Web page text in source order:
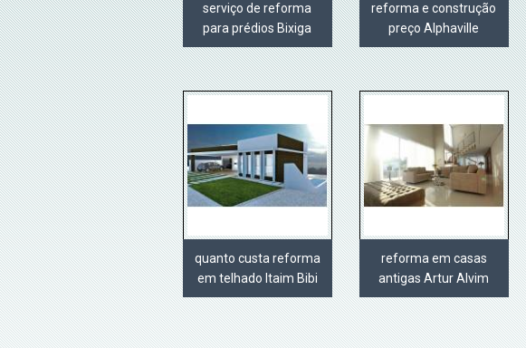
serviço de reforma
para prédios Bixiga
reforma e construção
preço Alphaville
quanto custa reforma
em telhado Itaim Bibi
reforma em casas
antigas Artur Alvim